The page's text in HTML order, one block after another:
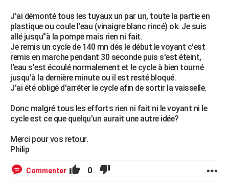
J'ai démonté tous les tuyaux un par un, toute la partie en
plastique ou coule l'eau (vinaigre blanc rincé) ok. Je suis
allé jusqu"à la pompe mais rien ni fait.
Je remis un cycle de 140 mn dés le début le voyant c'est
remis en marche pendant 30 seconde puis s'est éteint,
l'eau s'est écoulé normalement et le cycle à bien tourné
jusqu'à la dernière minute ou il est resté bloqué.
J'ai été obligé d'arrêter le cycle afin de sortir la vaisselle.
Donc malgré tous les efforts rien ni fait ni le voyant ni le
cycle est ce que quelqu'un aurait une autre idée?
Merci pour vos retour.
Philip
Commenter 0